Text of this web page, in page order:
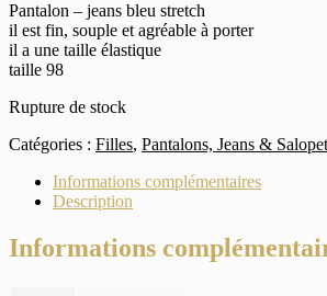
Pantalon – jeans bleu stretch
il est fin, souple et agréable à porter
il a une taille élastique
taille 98
Rupture de stock
Catégories : Filles, Pantalons, Jeans &
Informations complémentaires
Description
Informations